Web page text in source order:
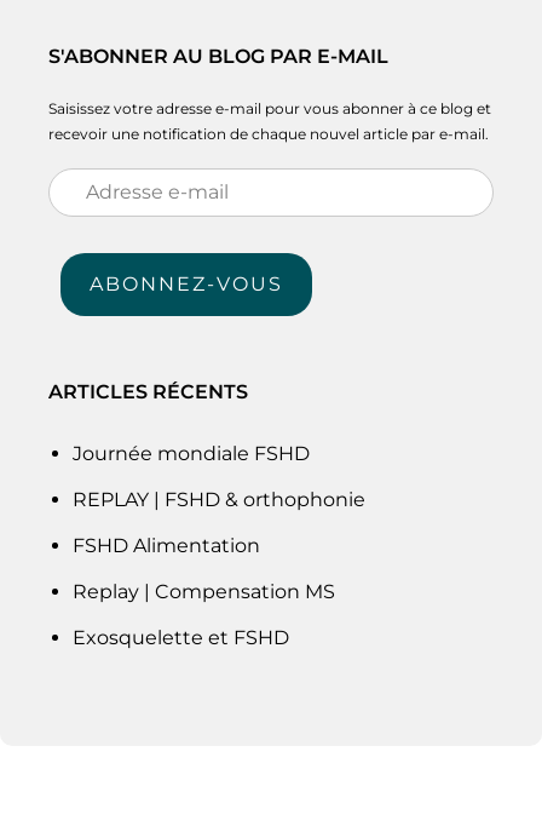
S'ABONNER AU BLOG PAR E-MAIL
Saisissez votre adresse e-mail pour vous abonner à ce blog et
recevoir une notification de chaque nouvel article par e-mail.
Adresse
e-
mail
ABONNEZ-VOUS
ARTICLES RÉCENTS
Journée mondiale FSHD
REPLAY | FSHD & orthophonie
FSHD Alimentation
Replay | Compensation MS
Exosquelette et FSHD